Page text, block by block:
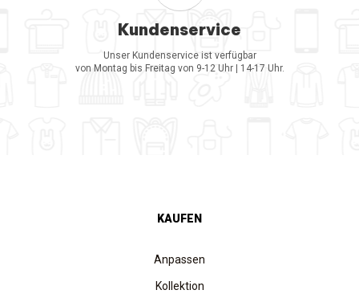
Kundenservice
Unser Kundenservice ist verfügbar
von Montag bis Freitag von 9-12 Uhr | 14-17 Uhr.
KAUFEN
Anpassen
Kollektion